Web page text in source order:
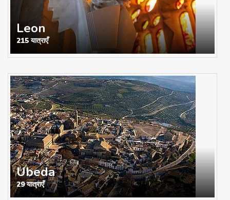
Leon
215 यात्राएँ
Ubeda
29 यात्राएँ